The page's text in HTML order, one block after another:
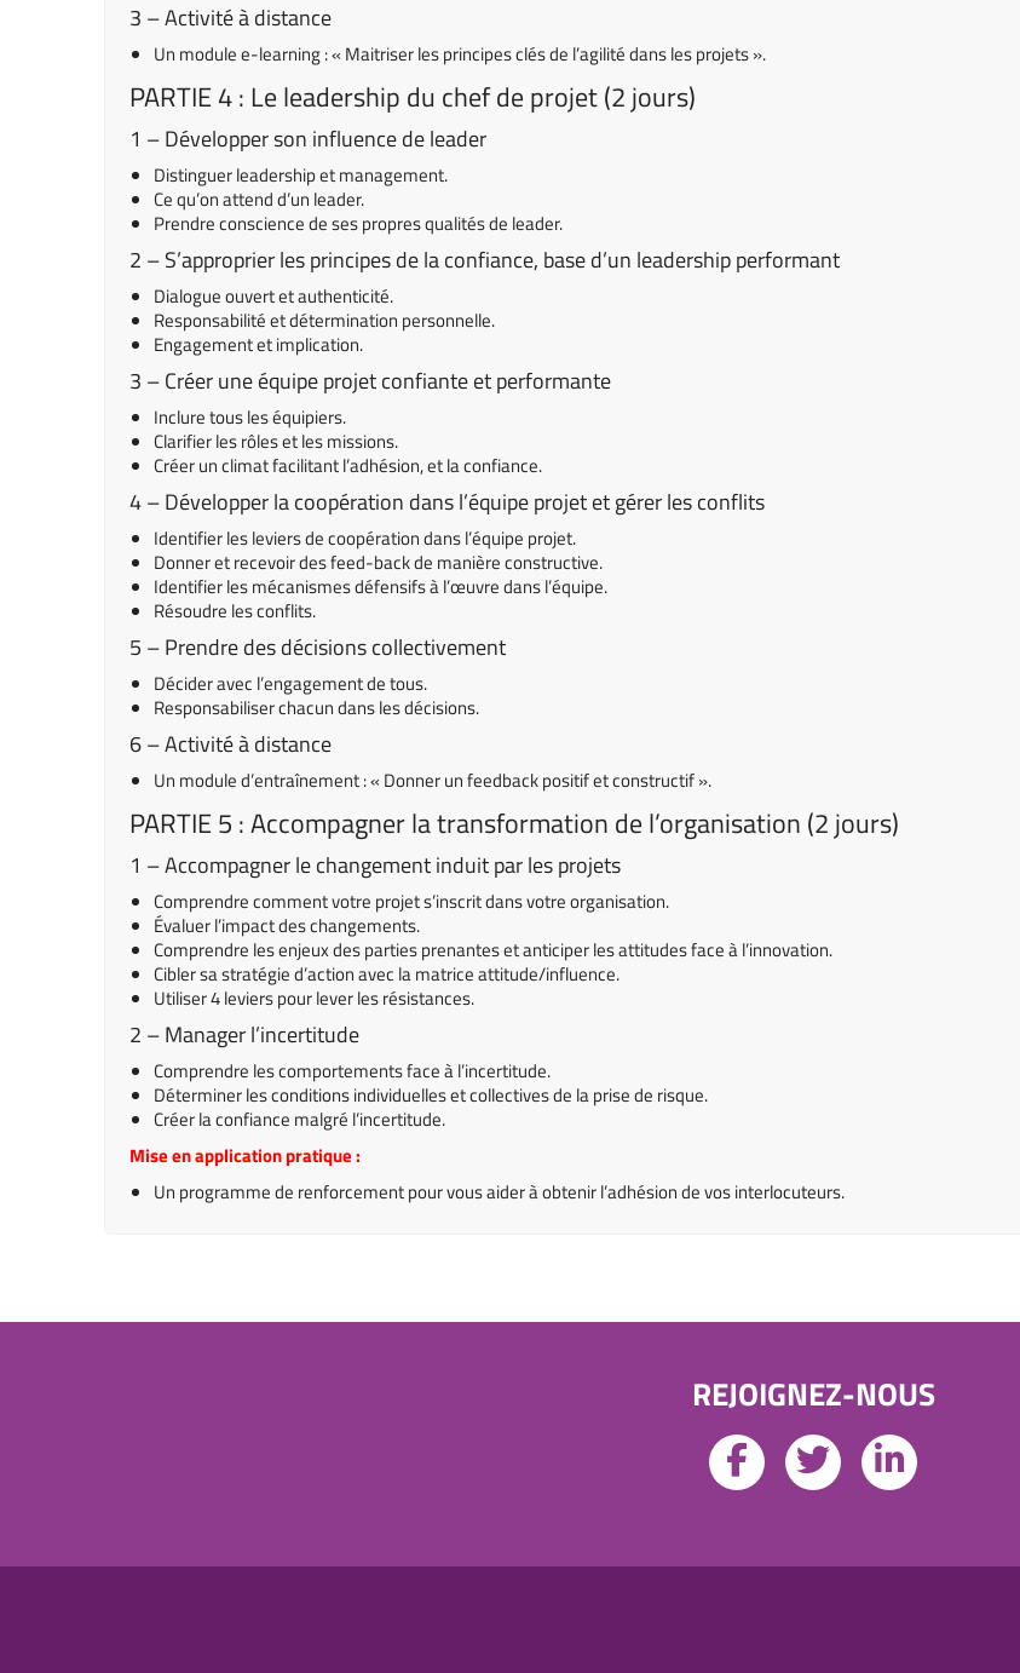
3 – Activité à distance
Un module e-learning : « Maitriser les principes clés de l’agilité dans les projets ».
PARTIE 4 : Le leadership du chef de projet (2 jours)
1 – Développer son influence de leader
Distinguer leadership et management.
Ce qu’on attend d’un leader.
Prendre conscience de ses propres qualités de leader.
2 – S’approprier les principes de la confiance, base d’un leadership performant
Dialogue ouvert et authenticité.
Responsabilité et détermination personnelle.
Engagement et implication.
3 – Créer une équipe projet confiante et performante
Inclure tous les équipiers.
Clarifier les rôles et les missions.
Créer un climat facilitant l’adhésion, et la confiance.
4 – Développer la coopération dans l’équipe projet et gérer les conflits
Identifier les leviers de coopération dans l’équipe projet.
Donner et recevoir des feed-back de manière constructive.
Identifier les mécanismes défensifs à l’œuvre dans l’équipe.
Résoudre les conflits.
5 – Prendre des décisions collectivement
Décider avec l’engagement de tous.
Responsabiliser chacun dans les décisions.
6 – Activité à distance
Un module d’entraînement : « Donner un feedback positif et constructif ».
PARTIE 5 : Accompagner la transformation de l’organisation (2 jours)
1 – Accompagner le changement induit par les projets
Comprendre comment votre projet s’inscrit dans votre organisation.
Évaluer l’impact des changements.
Comprendre les enjeux des parties prenantes et anticiper les attitudes face à l’innovation.
Cibler sa stratégie d’action avec la matrice attitude/influence.
Utiliser 4 leviers pour lever les résistances.
2 – Manager l’incertitude
Comprendre les comportements face à l’incertitude.
Déterminer les conditions individuelles et collectives de la prise de risque.
Créer la confiance malgré l’incertitude.
Mise en application pratique :
Un programme de renforcement pour vous aider à obtenir l’adhésion de vos interlocuteurs.
REJOIGNEZ-NOUS